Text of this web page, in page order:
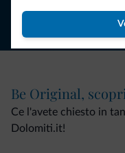
Be Original,
Ce l'avete chiesto in
Dolomiti.it!